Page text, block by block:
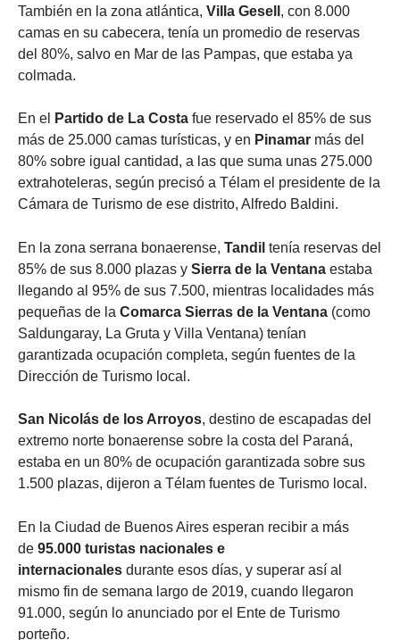
También en la zona atlántica, Villa Gesell , con 8.000
camas en su cabecera, tenía un promedio de reservas
del 80%, salvo en Mar de las Pampas, que estaba ya
colmada.
En el Partido de La Costa fue reservado el 85% de sus
más de 25.000 camas turísticas, y en Pinamar más del
80% sobre igual cantidad, a las que suma unas 275.000
extrahoteleras, según precisó a Télam el presidente de la
Cámara de Turismo de ese distrito, Alfredo Baldini.
En la zona serrana bonaerense, Tandil tenía reservas del
85% de sus 8.000 plazas y Sierra de la Ventana estaba
llegando al 95% de sus 7.500, mientras localidades más
pequeñas de la Comarca Sierras de la Ventana (como
Saldungaray, La Gruta y Villa Ventana) tenían
garantizada ocupación completa, según fuentes de la
Dirección de Turismo local.
San Nicolás de los Arroyos, destino de escapadas del
extremo norte bonaerense sobre la costa del Paraná,
estaba en un 80% de ocupación garantizada sobre sus
1.500 plazas, dijeron a Télam fuentes de Turismo local.
En la Ciudad de Buenos Aires esperan recibir a más
de 95.000 turistas nacionales e
internacionales durante esos días, y superar así al
mismo fin de semana largo de 2019, cuando llegaron
91.000, según lo anunciado por el Ente de Turismo
porteño.